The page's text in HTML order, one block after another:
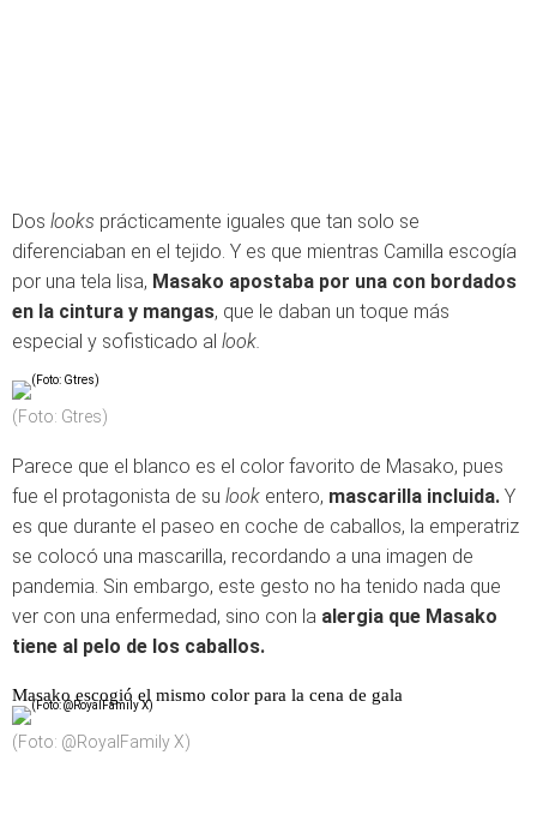
Dos looks prácticamente iguales que tan solo se
diferenciaban en el tejido. Y es que mientras Camilla escogía
por una tela lisa, Masako apostaba por una con bordados
en la cintura y mangas, que le daban un toque más
especial y sofisticado al look.
(Foto: Gtres)
Parece que el blanco es el color favorito de Masako, pues
fue el protagonista de su look entero, mascarilla incluida. Y
es que durante el paseo en coche de caballos, la emperatriz
se colocó una mascarilla, recordando a una imagen de
pandemia. Sin embargo, este gesto no ha tenido nada que
ver con una enfermedad, sino con la alergia que Masako
tiene al pelo de los caballos.
Masako escogió el mismo color para la cena de gala
(Foto: @RoyalFamily X)